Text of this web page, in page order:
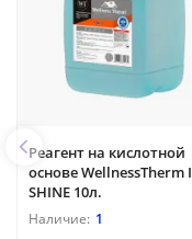
Реагент на кислотной
основе WellnessTherm I
SHINE 10л.
1